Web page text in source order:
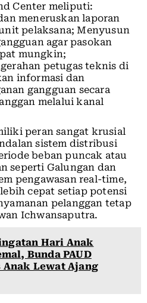
Center meliputi:
meneruskan laporan
pelaksana; Menyusun
agar pasokan
mungkin;
petugas teknis di
informasi dan
gangguan secara
melalui kanal
peran sangat krusial
sistem distribusi
beban puncak atau
seperti Galungan dan
pengawasan real-time,
cepat setiap potensi
pelanggan tetap
Ichwansaputra.
Hari Anak
Bunda PAUD
Lewat Ajang